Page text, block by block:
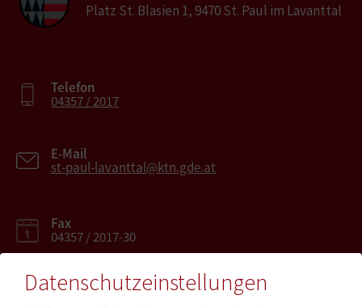
Platz St. Blasien 1, 9470 St. Paul im Lavanttal
Telefon
04357 / 2017
E-Mail
st-paul-lavanttal@ktn.gde.at
Fax
04357 / 2017-30
Datenschutzeinstellungen